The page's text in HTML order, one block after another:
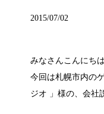
2015/07/02
みなさんこんにち
今回は札幌市内の
ジオ 」様の、会社